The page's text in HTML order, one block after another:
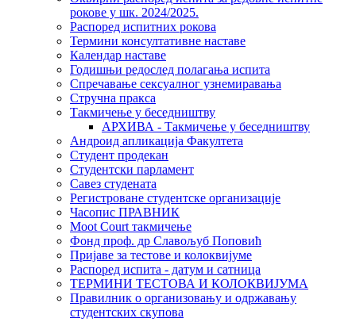
рокове у шк. 2024/2025.
Распоред испитних рокова
Термини консултативне наставе
Календар наставе
Годишњи редослед полагања испита
Спречавање сексуалног узнемиравања
Стручна пракса
Такмичење у беседништву
АРХИВА - Такмичење у беседништву
Андроид апликација Факултета
Студент продекан
Студентски парламент
Савез студената
Регистроване студентске организације
Часопис ПРАВНИК
Moot Court такмичење
Фонд проф. др Славољуб Поповић
Пријаве за тестове и колоквијуме
Распоред испита - датум и сатница
ТЕРМИНИ ТЕСТОВА И КОЛОКВИЈУМА
Правилник о организовању и одржавању
студентских скупова